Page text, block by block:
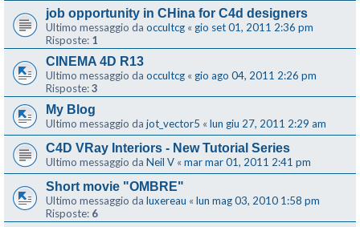
job opportunity in CHina for C4d designers
Ultimo messaggio da occultcg « gio set 01, 2011 2:36 pm
Risposte: 1
CINEMA 4D R13
Ultimo messaggio da occultcg « gio ago 04, 2011 2:26 pm
Risposte:3
My Blog
Ultimo messaggio da jot_vector5 « lun giu 27, 2011 2:29 am
C4D VRay Interiors - New Tutorial Series
Ultimo messaggio da Neil V « mar mar 01, 2011 2:41 pm
Short movie "OMBRE"
Ultimo messaggio da luxereau « lun mag 03, 2010 1:58 pm
Risposte: 6